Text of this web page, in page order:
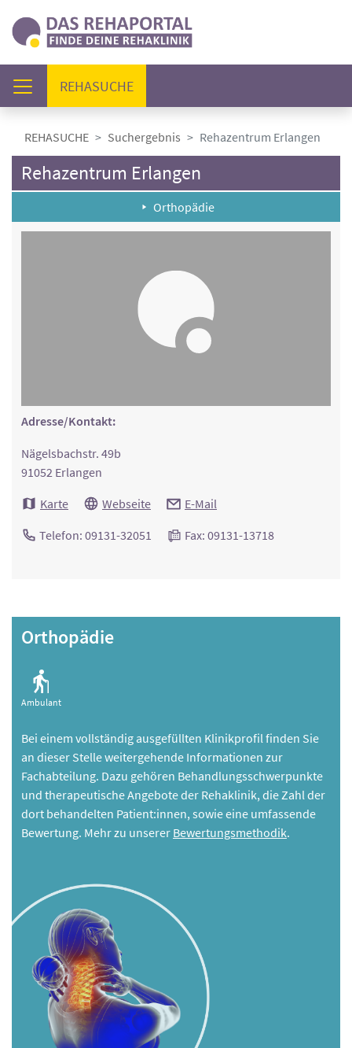
REHASUCHE(AKTUELL)
REHASUCHE Suchergebnis Rehazentrum Erlangen
Rehazentrum Erlangen
Orthopädie
Adresse/Kontakt:
Nägelsbachstr. 49b
91052 Erlangen
Karte
Webseite E-Mail
Telefon: 09131-32051 Fax: 09131-13718
Orthopädie
Ambulant
Bei einem vollständig ausgefüllten Klinikprofil finden Sie
an dieser Stelle weitergehende Informationen zur
Fachabteilung. Dazu gehören Behandlungsschwerpunkte
und therapeutische Angebote der Rehaklinik, die Zahl der
dort behandelten Patient:innen, sowie eine umfassende
Bewertung. Mehr zu unserer Bewertungsmethodik.